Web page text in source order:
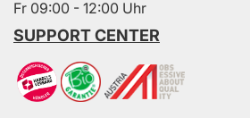
Fr 09:00 - 12:00 Uhr
SUPPORT CENTER